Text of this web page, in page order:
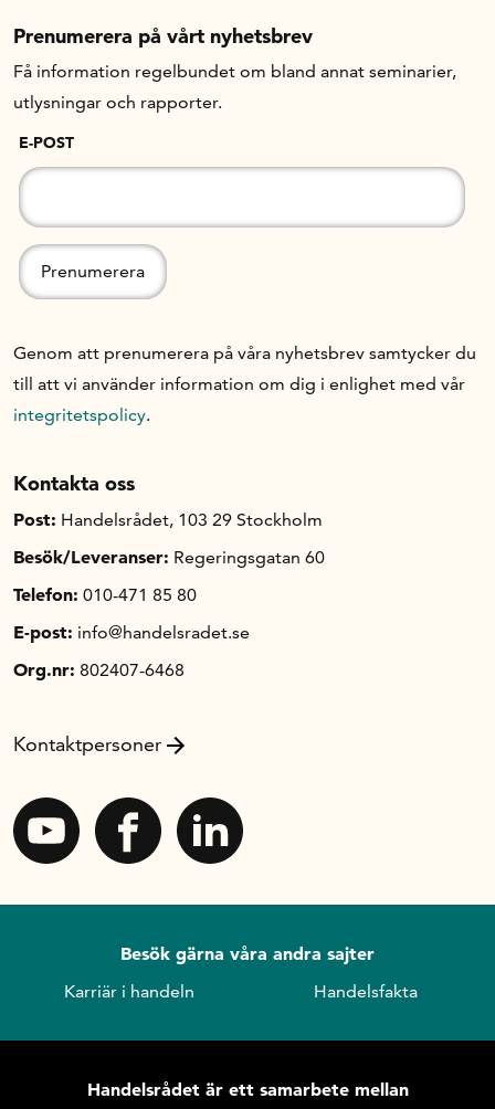
Prenumerera på vårt nyhetsbrev
Få information regelbundet om bland annat seminarier,
utlysningar och rapporter.
E-POST
Genom att prenumerera på våra nyhetsbrev samtycker du
till att vi använder information om dig i enlighet med vår
integritetspolicy.
Kontakta oss
Post: Handelsrådet, 103 29 Stockholm
Besök/Leveranser: Regeringsgatan 60
Telefon: 010-471 85 80
E-post: info@handelsradet.se
Org.nr: 802407-6468
Kontaktpersoner
Besök gärna våra andra sajter
Karriär i handeln Handelsfakta
Handelsrådet är ett samarbete mellan